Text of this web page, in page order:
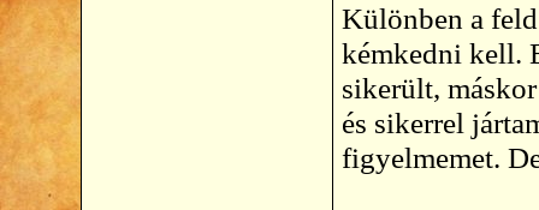
Különben a
kémkedni kell.
sikerült,
és sikerrel
figyelmemet.